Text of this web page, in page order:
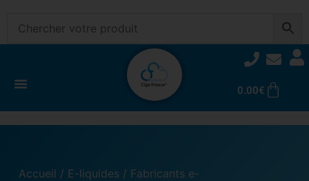
0.00€
Accueil / E-liquides / Fabricants e-